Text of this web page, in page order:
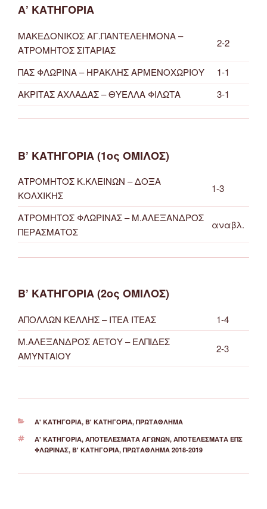
Α’ ΚΑΤΗΓΟΡΙΑ
ΜΑΚΕΔΟΝΙΚΟΣ ΑΓ.ΠΑΝΤΕΛΕΗΜΟΝΑ –
ΑΤΡΟΜΗΤΟΣ ΣΙΤΑΡΙΑΣ
2-2
ΠΑΣ ΦΛΩΡΙΝΑ – ΗΡΑΚΛΗΣ ΑΡΜΕΝΟΧΩΡΙΟΥ
1-1
ΑΚΡΙΤΑΣ ΑΧΛΑΔΑΣ – ΘΥΕΛΛΑ ΦΙΛΩΤΑ
3-1
Β’ ΚΑΤΗΓΟΡΙΑ (1ος ΟΜΙΛΟΣ)
ΑΤΡΟΜΗΤΟΣ Κ.ΚΛΕΙΝΩΝ – ΔΟΞΑ
ΚΟΛΧΙΚΗΣ
1-3
ΑΤΡΟΜΗΤΟΣ ΦΛΩΡΙΝΑΣ – Μ.ΑΛΕΞΑΝΔΡΟΣ
ΠΕΡΑΣΜΑΤΟΣ
αναβλ.
Β’ ΚΑΤΗΓΟΡΙΑ (2ος ΟΜΙΛΟΣ)
ΑΠΟΛΛΩΝ ΚΕΛΛΗΣ – ΙΤΕΑ ΙΤΕΑΣ
1-4
Μ.ΑΛΕΞΑΝΔΡΟΣ ΑΕΤΟΥ – ΕΛΠΙΔΕΣ
ΑΜΥΝΤΑΙΟΥ
2-3
ΚΑΤΗΓΟΡΊΕΣ
Α' ΚΑΤΗΓΟΡΊΑ, Β' ΚΑΤΗΓΟΡΊΑ, ΠΡΩΤΆΘΛΗΜΑ
ΕΤΙΚΈΤΕΣ
Α' ΚΑΤΗΓΟΡΙΑ, ΑΠΟΤΕΛΈΣΜΑΤΑ ΑΓΏΝΩΝ, ΑΠΟΤΕΛΈΣΜΑΤΑ ΕΠΣ
ΦΛΏΡΙΝΑΣ, Β' ΚΑΤΗΓΟΡΙΑ, ΠΡΩΤΆΘΛΗΜΑ 2018-2019